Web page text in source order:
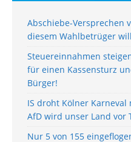
Abschiebe-Versprechen
diesem Wahlbetrüger
Steuereinnahmen
für einen Kassensturz
Bürger!
IS droht Kölner
AfD wird unser Land vor
Nur 5 von 155